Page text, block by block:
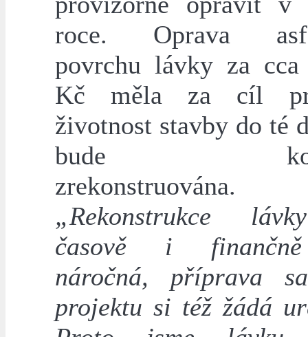
roce. Oprava
povrchu lávky za
Kč měla za cíl
životnost stavby do té
bude
zrekonstruována.
„Rekonstrukce
časově i
náročná, příprava
projektu si též žádá